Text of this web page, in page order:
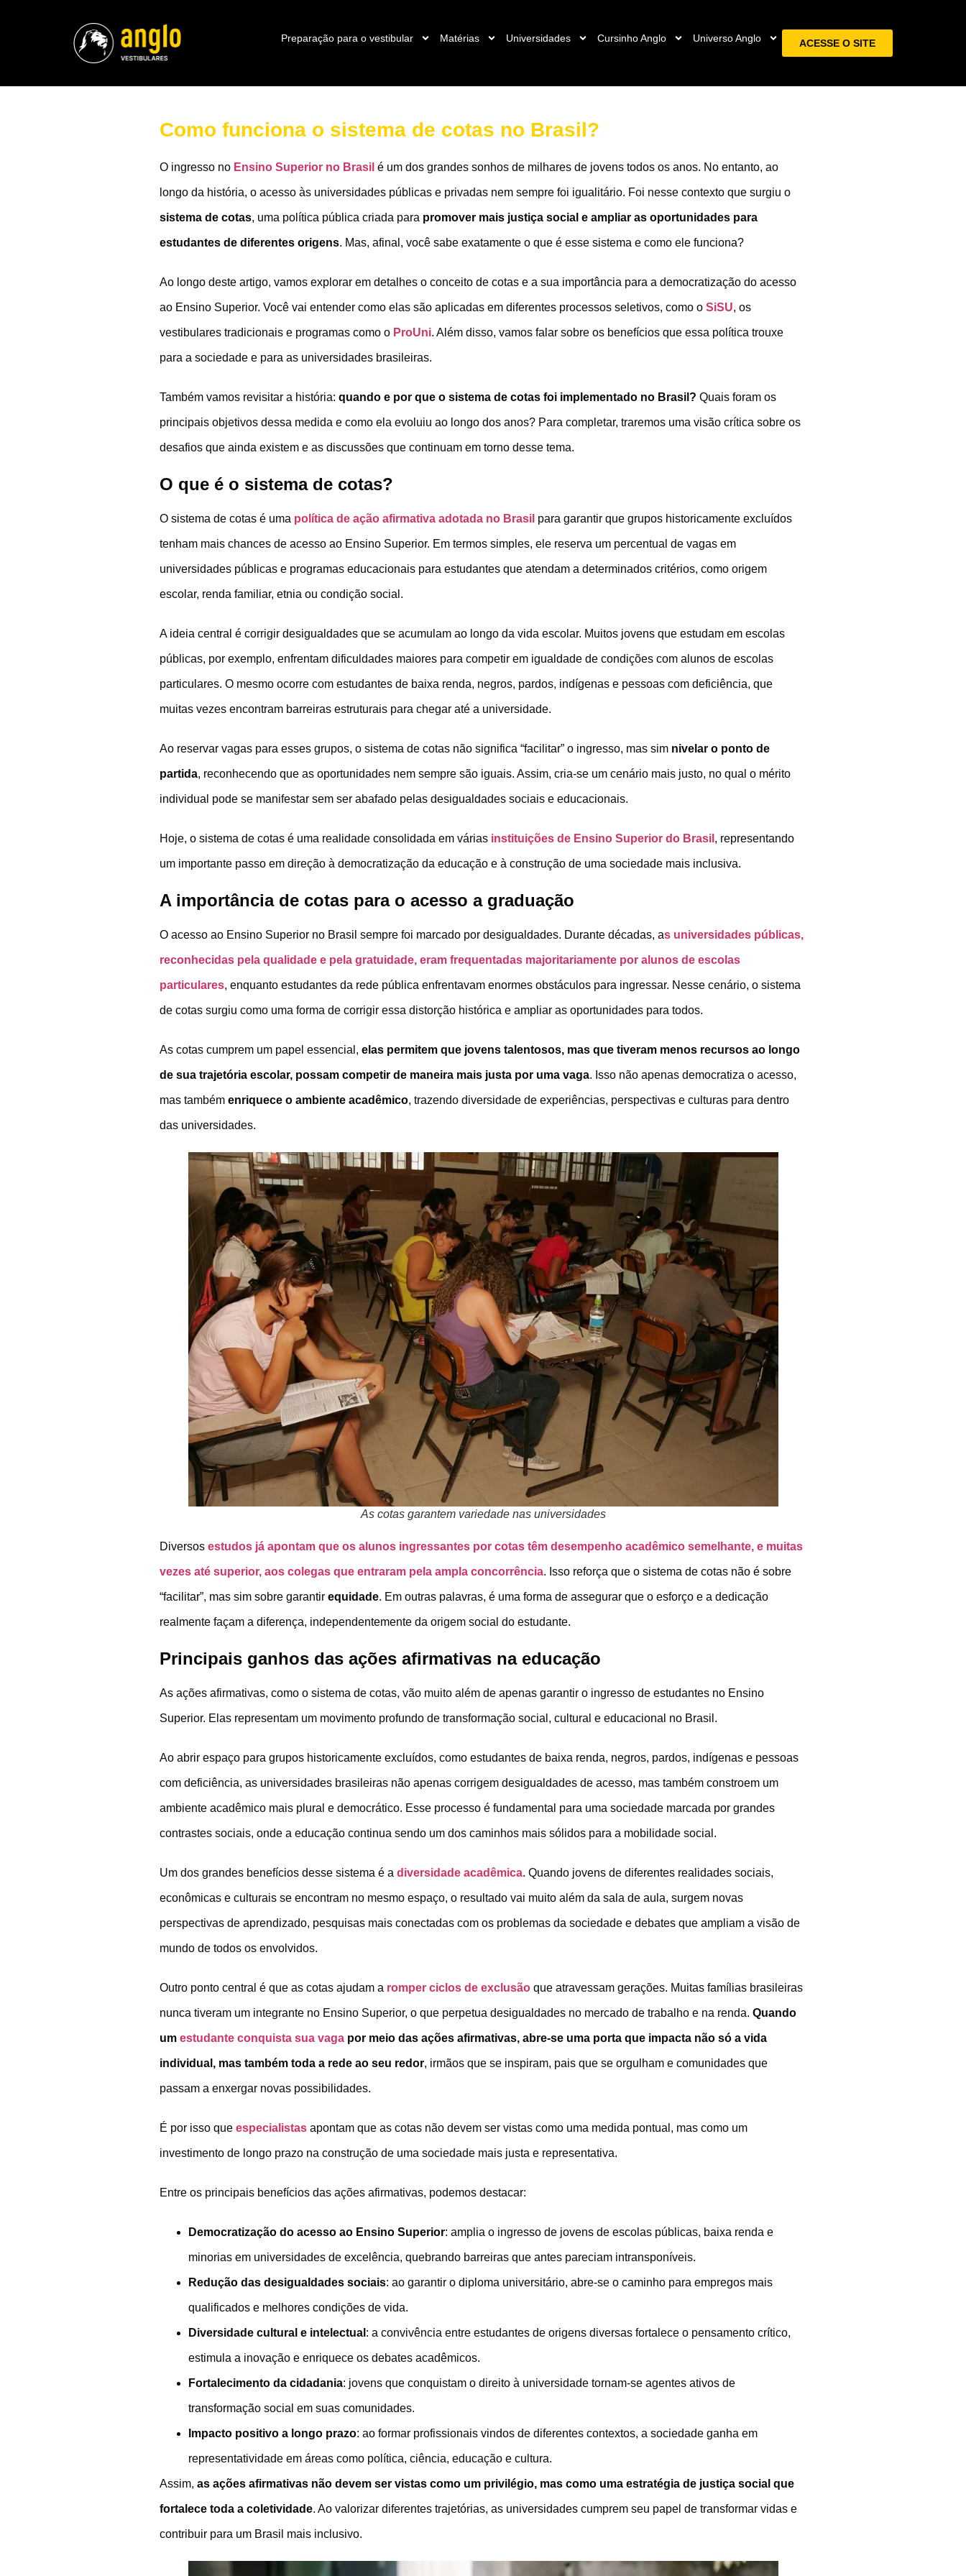
Preparação para o vestibular Matérias Universidades Cursinho Anglo Universo Anglo ACESSE O SITE
Como funciona o sistema de cotas no Brasil?
O ingresso no Ensino Superior no Brasil é um dos grandes sonhos de milhares de jovens todos os anos. No entanto, ao
longo da história, o acesso às universidades públicas e privadas nem sempre foi igualitário. Foi nesse contexto que surgiu o
sistema de cotas, uma política pública criada para promover mais justiça social e ampliar as oportunidades para
estudantes de diferentes origens. Mas, afinal, você sabe exatamente o que é esse sistema e como ele funciona?
Ao longo deste artigo, vamos explorar em detalhes o conceito de cotas e a sua importância para a democratização do acesso
ao Ensino Superior. Você vai entender como elas são aplicadas em diferentes processos seletivos, como o SiSU, os
vestibulares tradicionais e programas como o ProUni. Além disso, vamos falar sobre os benefícios que essa política trouxe
para a sociedade e para as universidades brasileiras.
Também vamos revisitar a história: quando e por que o sistema de cotas foi implementado no Brasil? Quais foram os
principais objetivos dessa medida e como ela evoluiu ao longo dos anos? Para completar, traremos uma visão crítica sobre os
desafios que ainda existem e as discussões que continuam em torno desse tema.
O que é o sistema de cotas?
O sistema de cotas é uma política de ação afirmativa adotada no Brasil para garantir que grupos historicamente excluídos
tenham mais chances de acesso ao Ensino Superior. Em termos simples, ele reserva um percentual de vagas em
universidades públicas e programas educacionais para estudantes que atendam a determinados critérios, como origem
escolar, renda familiar, etnia ou condição social.
A ideia central é corrigir desigualdades que se acumulam ao longo da vida escolar. Muitos jovens que estudam em escolas
públicas, por exemplo, enfrentam dificuldades maiores para competir em igualdade de condições com alunos de escolas
particulares. O mesmo ocorre com estudantes de baixa renda, negros, pardos, indígenas e pessoas com deficiência, que
muitas vezes encontram barreiras estruturais para chegar até a universidade.
Ao reservar vagas para esses grupos, o sistema de cotas não significa “facilitar” o ingresso, mas sim nivelar o ponto de
partida, reconhecendo que as oportunidades nem sempre são iguais. Assim, cria-se um cenário mais justo, no qual o mérito
individual pode se manifestar sem ser abafado pelas desigualdades sociais e educacionais.
Hoje, o sistema de cotas é uma realidade consolidada em várias instituições de Ensino Superior do Brasil , representando
um importante passo em direção à democratização da educação e à construção de uma sociedade mais inclusiva.
A importância de cotas para o acesso a graduação
O acesso ao Ensino Superior no Brasil sempre foi marcado por desigualdades. Durante décadas, as universidades públicas,
reconhecidas pela qualidade e pela gratuidade, eram frequentadas majoritariamente por alunos de escolas
particulares, enquanto estudantes da rede pública enfrentavam enormes obstáculos para ingressar. Nesse cenário, o sistema
de cotas surgiu como uma forma de corrigir essa distorção histórica e ampliar as oportunidades para todos.
As cotas cumprem um papel essencial, elas permitem que jovens talentosos, mas que tiveram menos recursos ao longo
de sua trajetória escolar, possam competir de maneira mais justa por uma vaga. Isso não apenas democratiza o acesso,
mas também enriquece o ambiente acadêmico, trazendo diversidade de experiências, perspectivas e culturas para dentro
das universidades.
As cotas garantem variedade nas universidades
Diversos estudos já apontam que os alunos ingressantes por cotas têm desempenho acadêmico semelhante, e muitas
vezes até superior, aos colegas que entraram pela ampla concorrência. Isso reforça que o sistema de cotas não é sobre
“facilitar”, mas sim sobre garantir equidade. Em outras palavras, é uma forma de assegurar que o esforço e a dedicação
realmente façam a diferença, independentemente da origem social do estudante.
Principais ganhos das ações afirmativas na educação
As ações afirmativas, como o sistema de cotas, vão muito além de apenas garantir o ingresso de estudantes no Ensino
Superior. Elas representam um movimento profundo de transformação social, cultural e educacional no Brasil.
Ao abrir espaço para grupos historicamente excluídos, como estudantes de baixa renda, negros, pardos, indígenas e pessoas
com deficiência, as universidades brasileiras não apenas corrigem desigualdades de acesso, mas também constroem um
ambiente acadêmico mais plural e democrático. Esse processo é fundamental para uma sociedade marcada por grandes
contrastes sociais, onde a educação continua sendo um dos caminhos mais sólidos para a mobilidade social.
Um dos grandes benefícios desse sistema é a diversidade acadêmica. Quando jovens de diferentes realidades sociais,
econômicas e culturais se encontram no mesmo espaço, o resultado vai muito além da sala de aula, surgem novas
perspectivas de aprendizado, pesquisas mais conectadas com os problemas da sociedade e debates que ampliam a visão de
mundo de todos os envolvidos.
Outro ponto central é que as cotas ajudam a romper ciclos de exclusãoque atravessam gerações. Muitas famílias brasileiras
nunca tiveram um integrante no Ensino Superior, o que perpetua desigualdades no mercado de trabalho e na renda. Quando
um estudante conquista sua vagapor meio das ações afirmativas, abre-se uma porta que impacta não só a vida
individual, mas também toda a rede ao seu redor, irmãos que se inspiram, pais que se orgulham e comunidades que
passam a enxergar novas possibilidades.
É por isso que especialistasapontam que as cotas não devem ser vistas como uma medida pontual, mas como um
investimento de longo prazo na construção de uma sociedade mais justa e representativa.
Entre os principais benefícios das ações afirmativas, podemos destacar:
Democratização do acesso ao Ensino Superior: amplia o ingresso de jovens de escolas públicas, baixa renda e
minorias em universidades de excelência, quebrando barreiras que antes pareciam intransponíveis.
Redução das desigualdades sociais: ao garantir o diploma universitário, abre-se o caminho para empregos mais
qualificados e melhores condições de vida.
Diversidade cultural e intelectual : a convivência entre estudantes de origens diversas fortalece o pensamento crítico,
estimula a inovação e enriquece os debates acadêmicos.
Fortalecimento da cidadania: jovens que conquistam o direito à universidade tornam-se agentes ativos de
transformação social em suas comunidades.
Impacto positivo a longo prazo: ao formar profissionais vindos de diferentes contextos, a sociedade ganha em
representatividade em áreas como política, ciência, educação e cultura.
Assim, as ações afirmativas não devem ser vistas como um privilégio, mas como uma estratégia de justiça social que
fortalece toda a coletividade. Ao valorizar diferentes trajetórias, as universidades cumprem seu papel de transformar vidas e
contribuir para um Brasil mais inclusivo.